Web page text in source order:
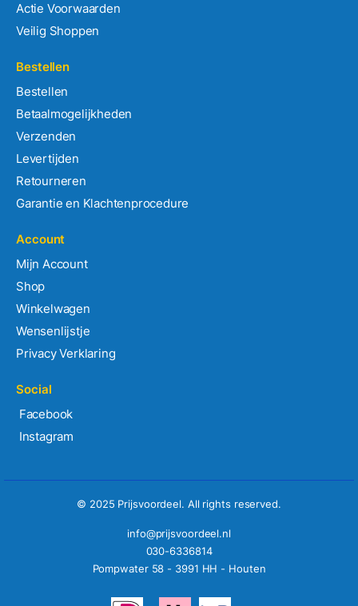
Actie Voorwaarden
Veilig Shoppen
Bestellen
Bestellen
Betaalmogelijkheden
Verzenden
Levertijden
Retourneren
Garantie en Klachtenprocedure
Account
Mijn Account
Shop
Winkelwagen
Wensenlijstje
Privacy Verklaring
Social
Facebook
Instagram
© 2025 Prijsvoordeel. All rights reserved.
info@prijsvoordeel.nl
030-6336814
Pompwater 58 - 3991 HH - Houten